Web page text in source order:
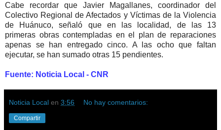
Cabe recordar que Javier Magallanes, coordinador del
Colectivo Regional de Afectados y Víctimas de la Violencia
de Huánuco, señaló que en las localidad, de las 13
primeras obras contempladas en el plan de reparaciones
apenas se han entregado cinco. A las ocho que faltan
ejecutar, se han sumado otras 15 pendientes.
Fuente: Noticia Local - CNR
Noticia Local en 3:56 No hay comentarios:
Compartir